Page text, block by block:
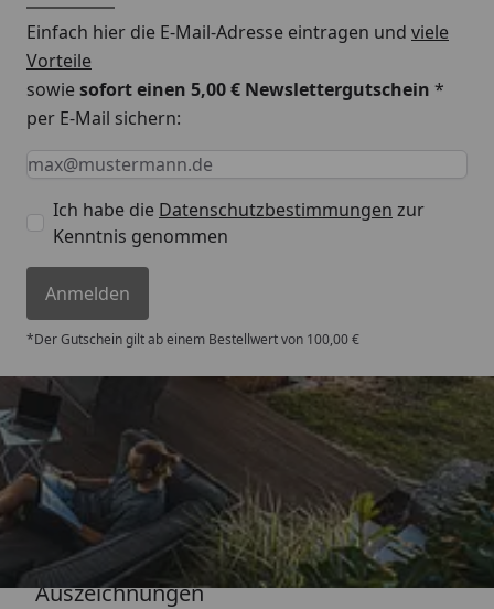
Einfach hier die E-Mail-Adresse eintragen und viele
Vorteile
sowiesofort einen 5,00 € Newslettergutschein *
per E-Mail sichern:
Keine Eingabe erforderlich
Eingabe erforderlich
E-Mail *
Ich habe die Datenschutzbestimmungen zur
Kenntnis genommen
Anmelden
*Der Gutschein gilt ab einem Bestellwert von 100,00 €
Versand
Auszeichnungen